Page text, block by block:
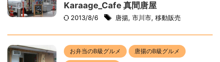
Karaage_Cafe 真間唐屋
2013/8/6 唐揚, 市川市, 移動販売
お弁当のB級グルメ 唐揚のB級グルメ